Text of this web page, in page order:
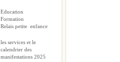
Education
Formation
Relais petite enfance
les services et le
calendrier des
manifestations 2025